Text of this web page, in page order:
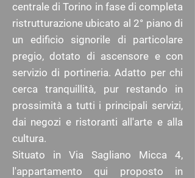
centrale di Torino in fase di completa
ristrutturazione ubicato al 2° piano di
un edificio signorile di particolare
pregio, dotato di ascensore e con
servizio di portineria. Adatto per chi
cerca tranquillità, pur restando in
prossimità a tutti i principali servizi,
dai negozi e ristoranti all'arte e alla
cultura.
Situato in Via Sagliano Micca 4,
l'appartamento qui proposto in